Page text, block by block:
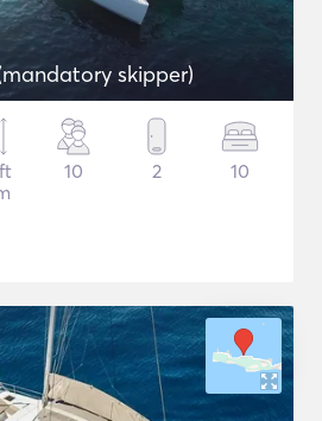
skipper)
10 2 10